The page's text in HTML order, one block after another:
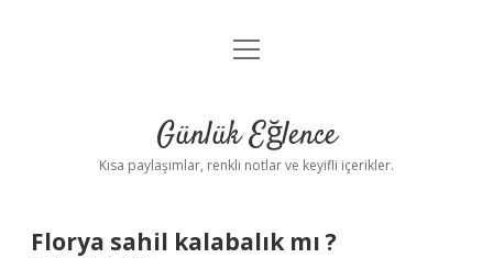
Anasayfa
Yasal Uyarı
menüyü
Günlük Eğlence
Kısa paylaşımlar, renkli notlar ve keyifli içerikler.
Florya sahil kalabalık mı ?